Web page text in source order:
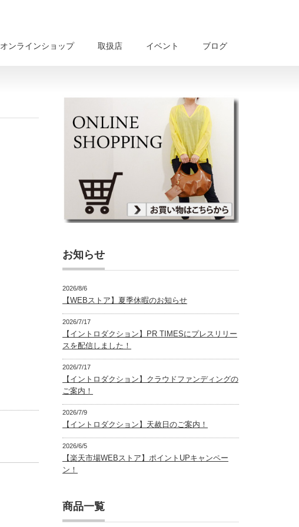
オンラインショップ 取扱店 イベント ブログ
お知らせ
2026/8/6
【WEBストア】夏季休暇のお知らせ
2026/7/17
【イントロダクション】PR TIMESにプレスリリー
スを配信しました！
2026/7/17
【イントロダクション】クラウドファンディングの
ご案内！
2026/7/9
【イントロダクション】天赦日のご案内！
2026/6/5
【楽天市場WEBストア】ポイントUPキャンペー
ン！
商品一覧